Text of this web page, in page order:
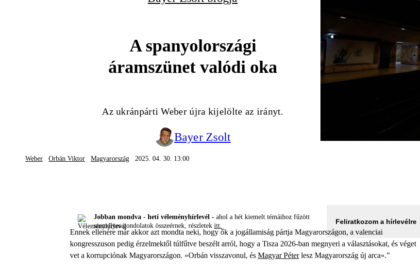
A spanyolországi
áramszünet valódi oka
Az ukránpárti Weber újra kijelölte az irányt.
Bayer Zsolt
Weber Orbán Viktor Magyarország 2025. 04. 30. 13:00
Jobban mondva - heti véleményhírlevél - ahol a hét kiemelt témáihoz fűzött
személyes gondolatok összeérnek, részletek itt.
Feliratkozom a hírlevélre
Ennek ellenére már akkor azt mondta neki, hogy ők a jogállamiság pártja Magyarországon, a valenciai
kongresszuson pedig érzelmektől túlfűtve beszélt arról, hogy a Tisza 2026-ban megnyeri a választásokat, és véget
vet a korrupciónak Magyarországon. »Orbán visszavonul, és Magyar Péterlesz Magyarország új arca«.”